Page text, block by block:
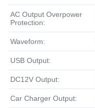
AC Output Overpower
Protection:
Waveform:
USB Output:
DC12V Output:
Car Charger Output: